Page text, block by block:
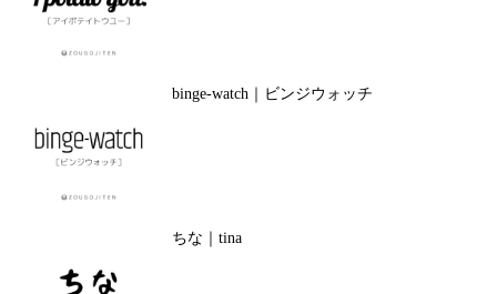
binge-watch｜ビンジウォッチ
ちな｜tina